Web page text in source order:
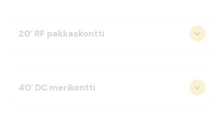
20′ RF pakkaskontti
40′ DC merikontti